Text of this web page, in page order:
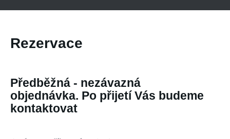
Rezervace
Předběžná - nezávazná
objednávka. Po přijetí Vás budeme
kontaktovat